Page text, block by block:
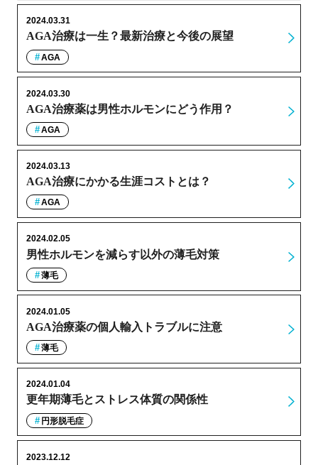
AGA治療は一生？最新治療と今後の展望
2024.03.31
AGA
AGA治療薬は男性ホルモンにどう作用？
2024.03.30
AGA
AGA治療にかかる生涯コストとは？
2024.03.13
AGA
男性ホルモンを減らす以外の薄毛対策
2024.02.05
薄毛
AGA治療薬の個人輸入トラブルに注意
2024.01.05
薄毛
更年期薄毛とストレス体質の関係性
2024.01.04
円形脱毛症
2023.12.12